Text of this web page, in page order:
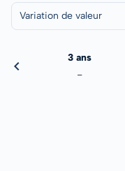
Variation de valeur
3 ans
-